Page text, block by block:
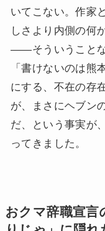
いてこない。作家
しさより内側の何
——そういうこと
「書けないのは熊
にする、不在の存
が、まさにヘブン
だ、という事実が
ってきました。
おクマ辞職宣